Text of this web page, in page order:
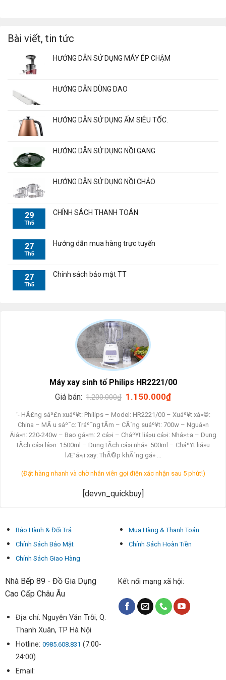
Bài viết, tin tức
HƯỚNG DẪN SỬ DỤNG MÁY ÉP CHẬM
HƯỚNG DẪN DÙNG DAO
HƯỚNG DẪN SỬ DỤNG ẤM SIÊU TỐC.
HƯỚNG DẴN SỬ DỤNG NỒI GANG
HƯỚNG DẪN SỬ DỤNG NỒI CHẢO
29
Th5
CHÍNH SÁCH THANH TOÁN
27
Th5
Hướng dẫn mua hàng trực tuyến
27
Th5
Chính sách bảo mật TT
Máy xay sinh tố Philips HR2221/00
Giá bán: 1.200.000₫ Giá
là:
1.200.000₫.
1.150.000₫Giá
hiện
tại
là:
1.150.000₫.
‘- HÃ£ng sáº£n xuáº¥t: Philips – Model: HR2221/00 – Xuáº¥t xá»©:
China – MÃ u sáº¯c: Tráº¯ng tÃ­m – CÃ´ng suáº¥t: 700w – Nguá»n
Äiá»n: 220-240w – Bao gá»m: 2 cá»i – Cháº¥t liá»u cá»i: Nhá»±a – Dung
tÃ­ch cá»i lá»n: 1500ml – Dung tÃ­ch cá»i nhá»: 500ml – Cháº¥t liá»u
lÆ°á»¡i xay: ThÃ©p khÃ´ng gá» …
(Đặt hàng nhanh và chờ nhân viên gọi điện xác nhận sau 5 phút!)
[devvn_quickbuy]
Bảo Hành & Đổi Trả
Chính Sách Bảo Mật
Chính Sách Giao Hàng
Mua Hàng & Thanh Toán
Chính Sách Hoàn Tiền
Nhà Bếp 89 - Đồ Gia Dụng
Cao Cấp Châu Âu
Địa chỉ: Nguyễn Văn Trỗi, Q.
Thanh Xuân, TP Hà Nội
Hotline: 0985.608.831 (7:00-
24:00)
Email:
Kết nối mạng xã hội: